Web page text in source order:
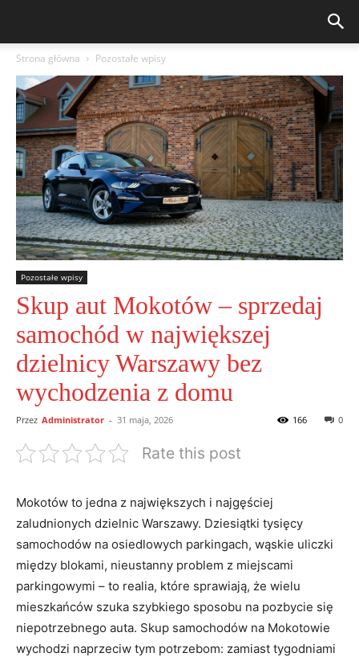
Strona główna Pozostałe wpisy
Pozostałe wpisy
Skup aut Mokotów – sprzedaj
samochód w największej
dzielnicy Warszawy bez
wychodzenia z domu
Przez Administrator - 31 maja, 2026 0
166
Rate this post
Mokotów to jedna z największych i najgęściej
zaludnionych dzielnic Warszawy. Dziesiątki tysięcy
samochodów na osiedlowych parkingach, wąskie uliczki
między blokami, nieustanny problem z miejscami
parkingowymi – to realia, które sprawiają, że wielu
mieszkańców szuka szybkiego sposobu na pozbycie się
niepotrzebnego auta. Skup samochodów na Mokotowie
wychodzi naprzeciw tym potrzebom: zamiast tygodniami